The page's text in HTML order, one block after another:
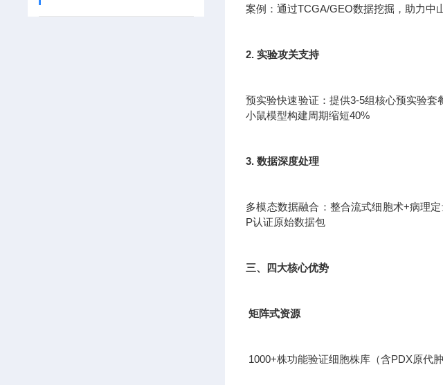
案例：通过TCGA/GEO数据挖掘，助力中
2. 实验攻关支持
预实验快速验证：提供3-5组核心预实验
小鼠模型构建周期缩短40%
3. 数据深度处理
多模态数据融合：整合流式细胞术+病理
P认证原始数据包
三、四大核心优势
矩阵式资源
1000+株功能验证细胞株库（含PDX原代肿